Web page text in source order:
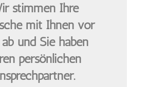
stimmen Ihre
mit Ihnen vor
und Sie haben
persönlichen